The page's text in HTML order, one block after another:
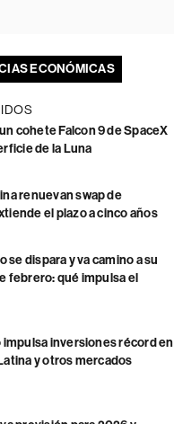
ECONÓMICAS
cohete Falcon 9 de SpaceX
de la Luna
renuevan swap de
el plazo a cinco años
se dispara y va camino a su
febrero: qué impulsa el
impulsa inversiones récord en
y otros mercados